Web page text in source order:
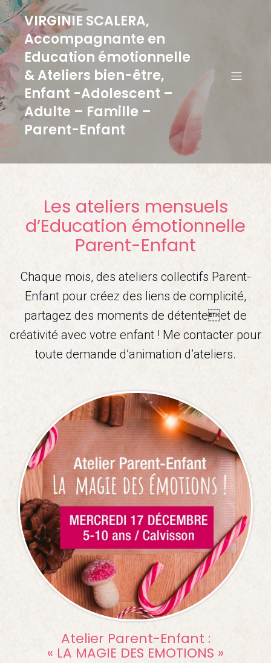
VIRGINIE SCALERA,
Accompagnante en
Education émotionnelle
& Ateliers bien-être,
Enfant -Adolescent –
Adulte – Famille –
Parent-Enfant
Les ateliers mensuels
d’Education émotionnelle
Parent-Enfant
Chaque mois, des ateliers collectifs Parent-
Enfant pour créez des liens de complicité,
partagez des moments de détenteet de
créativité avec votre enfant ! Me contacter pour
toute demande d’animation d’ateliers.
Atelier Parent-Enfant :
« LA MAGIE DES EMOTIONS »